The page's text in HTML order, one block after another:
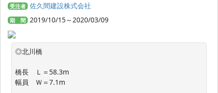
受注者 佐久間建設株式会社
期 間 2019/10/15～2020/03/09
◎北川橋
橋長　Ｌ＝58.3m
幅員　Ｗ＝7.1m